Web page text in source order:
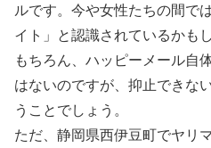
ルです。今や女性たちの間で
イト」と認識されているかも
もちろん、ハッピーメール自
はないのですが、抑止できな
うことでしょう。
ただ、静岡県西伊豆町でヤリ